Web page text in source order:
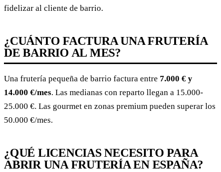
fidelizar al cliente de barrio.
¿CUÁNTO FACTURA UNA FRUTERÍA
DE BARRIO AL MES?
Una frutería pequeña de barrio factura entre 7.000 € y
14.000 €/mes. Las medianas con reparto llegan a 15.000-
25.000 €. Las gourmet en zonas premium pueden superar los
50.000 €/mes.
¿QUÉ LICENCIAS NECESITO PARA
ABRIR UNA FRUTERÍA EN ESPAÑA?